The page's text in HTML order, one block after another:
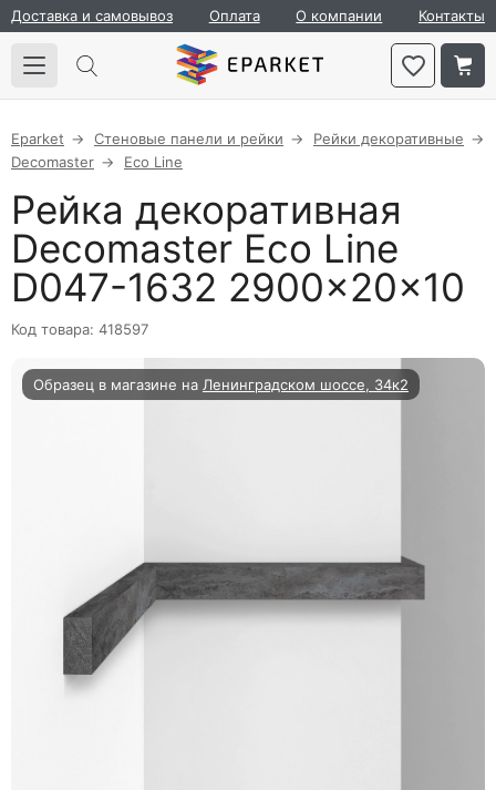
Доставка и самовывоз Оплата О компании Контакты
Eparket Стеновые панели и рейки
Рейки декоративные
Decomaster
Eco Line
Рейка декоративная
Decomaster Eco Line
D047-1632 2900×20×10
Код товара: 418597
Образец в магазине на Ленинградском шоссе, 34к2